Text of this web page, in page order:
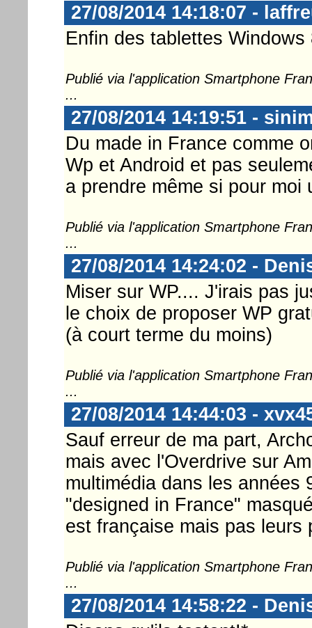
27/08/2014 14:18:07 -
Enfin des tablettes Windows
Publié via l'application Smartphone
...
27/08/2014 14:19:51 -
Du made in France comme
Wp et Android et pas
a prendre même si pour
Publié via l'application Smartphone
...
27/08/2014 14:24:02 -
Miser sur WP.... J'irais pas
le choix de proposer WP
(à court terme du moins)
Publié via l'application Smartphone
...
27/08/2014 14:44:03 -
Sauf erreur de ma part,
mais avec l'Overdrive sur
multimédia dans les années
"designed in France"
est française mais pas leurs
Publié via l'application Smartphone
...
27/08/2014 14:58:22 -